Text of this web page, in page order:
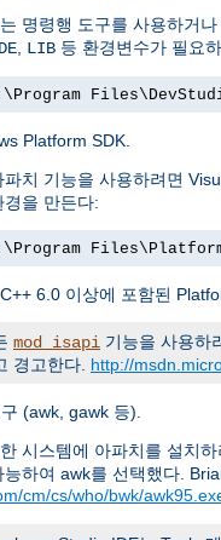
명령행 도구를 사용하거
LIB 등 환경변수가 필요
Platform SDK.
파치 기능을 사용하려면
경을 만든다:
6.0 이상에 포함된
mod_isapi 기능을 사용하
경고한다. http://
(awk, gawk 등).
시스템에 아파치를 설치하
능하여 awk를 선택했다.
cm/cs/who/bwk/